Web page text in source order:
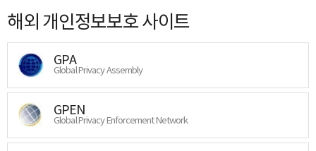
해외 개인정보보호 사이트
GPA
Global Privacy Assembly
GPEN
Global Privacy Enforcement Network